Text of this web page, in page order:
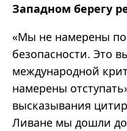
Западном берегу
«Мы не намерены
безопасности. Это
международной
намерены
высказывания
Ливане мы дошли до